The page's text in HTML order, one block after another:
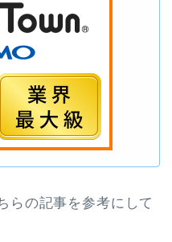
らの記事を参考にして